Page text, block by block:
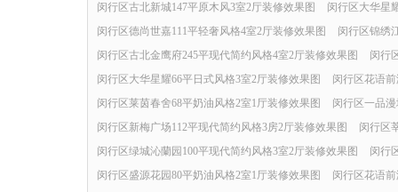
闵行区古北新城147平原木风3室2厅装修效果图
闵行区大华星
闵行区德尚世嘉111平轻奢风格4室2厅装修效果图
闵行区锦绣
闵行区古北金鹰府245平现代简约风格4室2厅装修效果图
闵行
闵行区大华星耀66平日式风格3室2厅装修效果图
闵行区花语
闵行区莱茵春舍68平奶油风格2室1厅装修效果图
闵行区一品
闵行区新梅广场112平现代简约风格3房2厅装修效果图
闵行区
闵行区绿城沁蘭园100平现代简约风格3室2厅装修效果图
闵行
闵行区盛源花园80平奶油风格2室1厅装修效果图
闵行区花语